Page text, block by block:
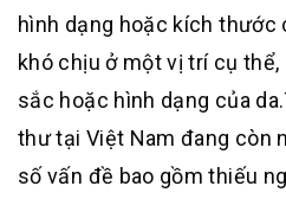
hình dạng hoặc kích thước
khó chịu ở một vị trí cụ
sắc hoặc hình dạng của da.
thư tại Việt Nam đang còn
số vấn đề bao gồm thiếu